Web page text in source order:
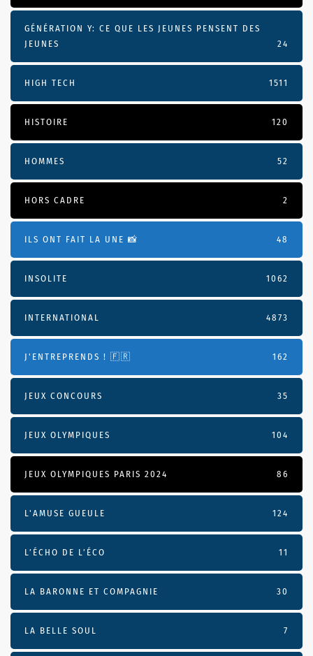
GÉNÉRATION Y: CE QUE LES JEUNES PENSENT DES
JEUNES
24
HIGH TECH 1511
HISTOIRE 120
HOMMES 52
HORS CADRE 2
ILS ONT FAIT LA UNE 📸 48
INSOLITE 1062
INTERNATIONAL 4873
J'ENTREPRENDS ! 🇫🇷 162
JEUX CONCOURS 35
JEUX OLYMPIQUES 104
JEUX OLYMPIQUES PARIS 2024 86
L'AMUSE GUEULE 124
L’ÉCHO DE L’ÉCO 11
LA BARONNE ET COMPAGNIE 30
LA BELLE SOUL 7